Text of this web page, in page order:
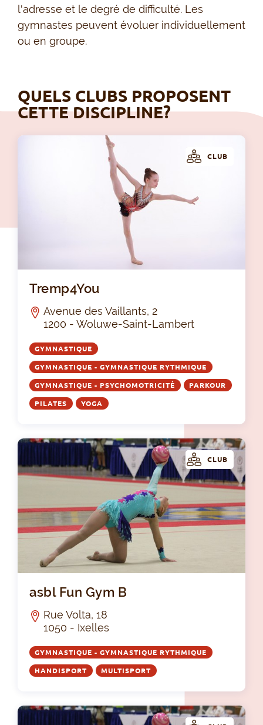
l'adresse et le degré de difficulté. Les
gymnastes peuvent évoluer individuellement
ou en groupe.
QUELS CLUBS PROPOSENT
CETTE DISCIPLINE?
CLUB
Tremp4You
Avenue des Vaillants, 2
1200 - Woluwe-Saint-Lambert
GYMNASTIQUE
GYMNASTIQUE - GYMNASTIQUE RYTHMIQUE
GYMNASTIQUE - PSYCHOMOTRICITÉ PARKOUR
PILATES YOGA
CLUB
asbl Fun Gym B
Rue Volta, 18
1050 - Ixelles
GYMNASTIQUE - GYMNASTIQUE RYTHMIQUE
HANDISPORT MULTISPORT